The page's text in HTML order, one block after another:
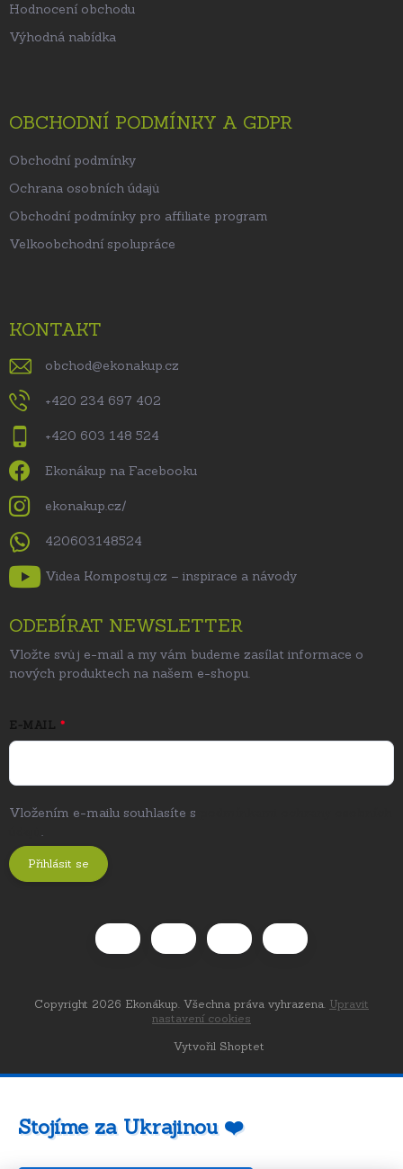
Hodnocení obchodu
Výhodná nabídka
OBCHODNÍ PODMÍNKY A GDPR
Obchodní podmínky
Ochrana osobních údajů
Obchodní podmínky pro affiliate program
Velkoobchodní spolupráce
KONTAKT
obchod@ekonakup.cz
+420 234 697 402
+420 603 148 524
Ekonákup na Facebooku
ekonakup.cz/
420603148524
Videa Kompostuj.cz – inspirace a návody
ODEBÍRAT NEWSLETTER
Vložte svůj e-mail a my vám budeme zasílat informace o
nových produktech na našem e-shopu.
E-MAIL
Vložením e-mailu souhlasíte s
.
Přihlásit se
Vytvořil Shoptet
Copyright 2026 Ekonákup. Všechna práva vyhrazena. Upravit
nastavení cookies
Stojíme za Ukrajinou ❤️